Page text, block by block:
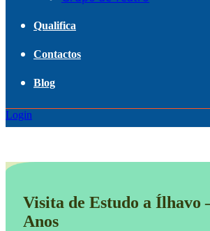
Qualifica
Contactos
Blog
Login
Visita de Estudo a Ílhavo
Anos